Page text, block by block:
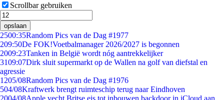
Scrollbar gebruiken
opslaan
2500:35Random Pics van de Dag #1977
209:50De FOK!Voetbalmanager 2026/2027 is begonnen
2009:23Tanken in België wordt nóg aantrekkelijker
3109:07Dirk sluit supermarkt op de Wallen na golf van diefstal en
agressie
1205/08Random Pics van de Dag #1976
504/08Kraftwerk brengt ruimteschip terug naar Eindhoven
2004/08Apple vecht Britse eis tot inbouwen backdoor in iCloud aan